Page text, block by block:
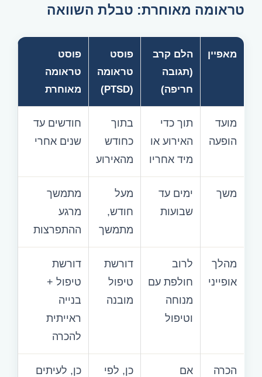
טראומה מאוחרת: טבלת השוואה
מאפיין
הלם קרב
(תגובה
חריפה)
פוסט
טראומה
(PTSD)
פוסט
טראומה
מאוחרת
מועד
הופעה
תוך כדי
האירוע או
מיד אחריו
בתוך
כחודש
מהאירוע
חודשים עד
שנים אחרי
משך
ימים עד
שבועות
מעל
חודש,
מתמשך
מתמשך
מרגע
ההתפרצות
מהלך
אופייני
לרוב
חולפת עם
מנוחה
וטיפול
דורשת
טיפול
מובנה
דורשת
טיפול +
בנייה
ראייתית
להכרה
הכרה
אם
כן, לפי
כן, לעיתים